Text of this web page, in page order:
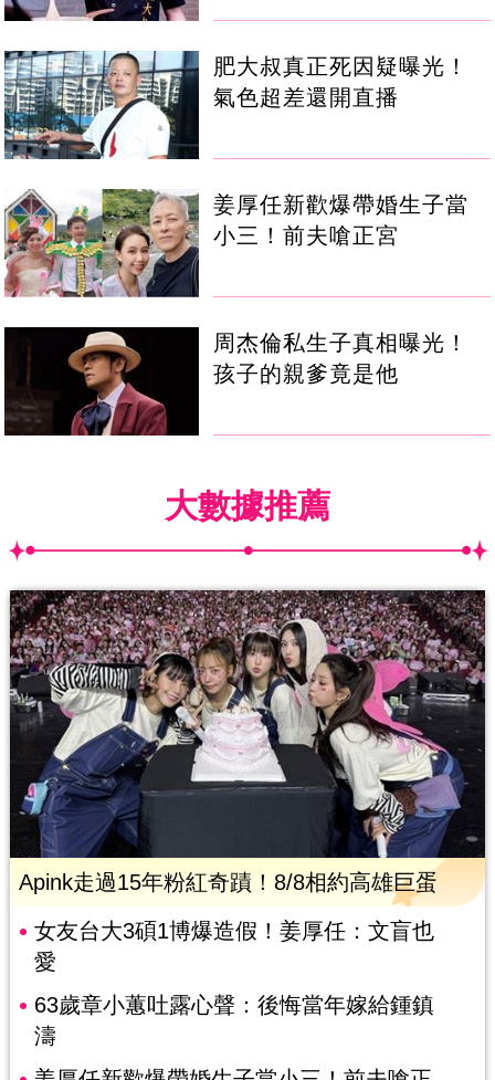
肥大叔真正死因疑曝光！
氣色超差還開直播
姜厚任新歡爆帶婚生子當
小三！前夫嗆正宮
周杰倫私生子真相曝光！
孩子的親爹竟是他
大數據推薦
Apink走過15年粉紅奇蹟！8/8相約高雄巨蛋
女友台大3碩1博爆造假！姜厚任：文盲也
愛
63歲章小蕙吐露心聲：後悔當年嫁給鍾鎮
濤